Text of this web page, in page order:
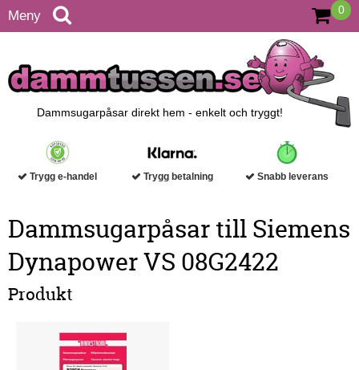
Meny 0
Dammsugarpåsar direkt hem - enkelt och tryggt!
Trygg e-handel Trygg betalning Snabb leverans
Dammsugarpåsar till Siemens
Dynapower VS 08G2422
Produkt